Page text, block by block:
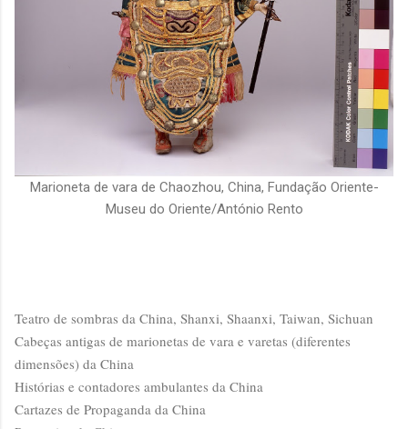
Marioneta de vara de Chaozhou, China, Fundação Oriente-
Museu do Oriente/António Rento
Teatro de sombras da China, Shanxi, Shaanxi, Taiwan, Sichuan
Cabeças antigas de marionetas de vara e varetas (diferentes
dimensões) da China
Histórias e contadores ambulantes da China
Cartazes de Propaganda da China